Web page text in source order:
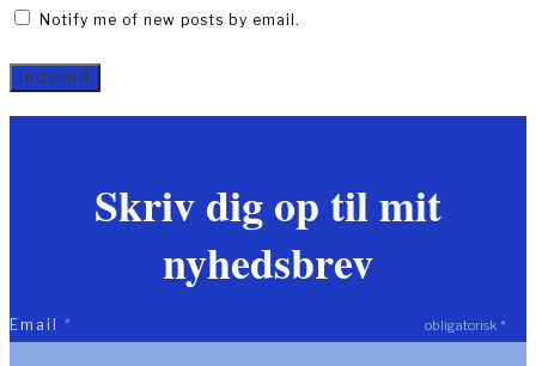
Notify me of new posts by email.
Skriv dig op til mit
nyhedsbrev
*
obligatorisk
Email *